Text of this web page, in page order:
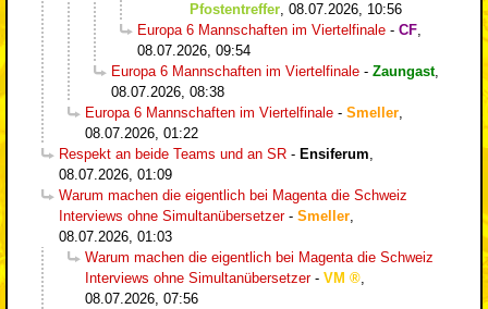
Pfostentreffer, 08.07.2026, 10:56
Europa 6 Mannschaften im Viertelfinale - CF,
08.07.2026, 09:54
Europa 6 Mannschaften im Viertelfinale - Zaungast,
08.07.2026, 08:38
Europa 6 Mannschaften im Viertelfinale - Smeller,
08.07.2026, 01:22
Respekt an beide Teams und an SR - Ensiferum,
08.07.2026, 01:09
Warum machen die eigentlich bei Magenta die Schweiz
Interviews ohne Simultanübersetzer- Smeller,
08.07.2026, 01:03
Warum machen die eigentlich bei Magenta die Schweiz
Interviews ohne Simultanübersetzer- VM
,
08.07.2026, 07:56